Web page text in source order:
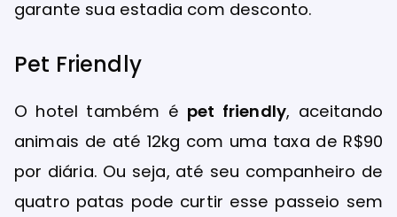
garante sua estadia com desconto.
Pet Friendly
O hotel também é pet friendly, aceitando
animais de até 12kg com uma taxa de R$90
por diária. Ou seja, até seu companheiro de
quatro patas pode curtir esse passeio sem